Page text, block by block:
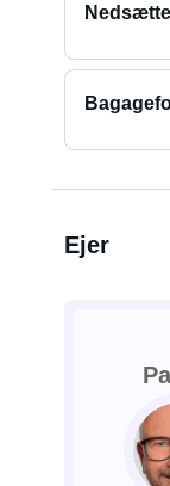
Ejer